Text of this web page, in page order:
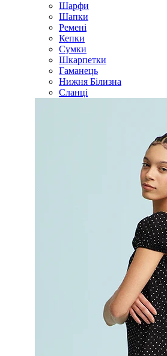
Шарфи
Шапки
Ремені
Кепки
Сумки
Шкарпетки
Гаманець
Нижня Білизна
Сланці